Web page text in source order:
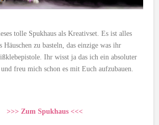
tolle Spukhaus als Kreativset. Es ist alles
Häuschen zu basteln, das einzige was ihr
Ihr wisst ja das ich ein absoluter
freu mich schon es mit Euch aufzubauen.
>>> Zum Spukhaus <<<